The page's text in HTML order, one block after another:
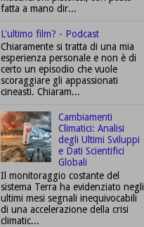
fatta a mano dir...
L'ultimo film? - Podcast
Chiaramente si tratta di una mia
esperienza personale e non è di
certo un episodio che vuole
scoraggiare gli appassionati
cineasti. Chiaram...
Cambiamenti
Climatici: Analisi
degli Ultimi Sviluppi
e Dati Scientifici
Globali
Il monitoraggio costante del
sistema Terra ha evidenziato negli
ultimi mesi segnali inequivocabili
di una accelerazione della crisi
climatic...